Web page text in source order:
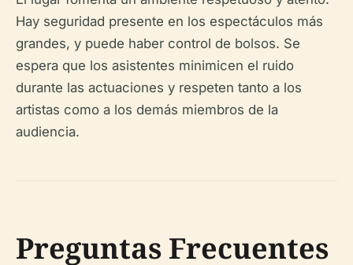
Hay seguridad presente en los espectáculos más
grandes, y puede haber control de bolsos. Se
espera que los asistentes minimicen el ruido
durante las actuaciones y respeten tanto a los
artistas como a los demás miembros de la
audiencia.
Preguntas Frecuentes